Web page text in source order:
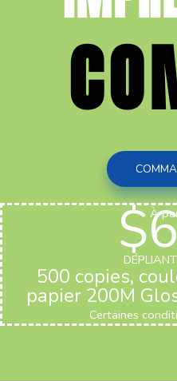
À
500 copies,
papier 200M
Certaines